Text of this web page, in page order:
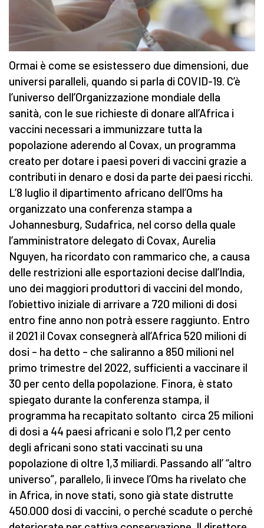
Ormai è come se esistessero due dimensioni, due
universi paralleli, quando si parla di COVID-19. C’è
l’universo dell’Organizzazione mondiale della
sanità, con le sue richieste di donare all’Africa i
vaccini necessari a immunizzare tutta la
popolazione aderendo al Covax, un programma
creato per dotare i paesi poveri di vaccini grazie a
contributi in denaro e dosi da parte dei paesi ricchi.
L’8 luglio il dipartimento africano dell’Oms ha
organizzato una conferenza stampa a
Johannesburg, Sudafrica, nel corso della quale
l’amministratore delegato di Covax, Aurelia
Nguyen, ha ricordato con rammarico che, a causa
delle restrizioni alle esportazioni decise dall’India,
uno dei maggiori produttori di vaccini del mondo,
l’obiettivo iniziale di arrivare a 720 milioni di dosi
entro fine anno non potrà essere raggiunto. Entro
il 2021 il Covax consegnerà all’Africa 520 milioni di
dosi – ha detto – che saliranno a 850 milioni nel
primo trimestre del 2022, sufficienti a vaccinare il
30 per cento della popolazione. Finora, è stato
spiegato durante la conferenza stampa, il
programma ha recapitato soltanto circa 25 milioni
di dosi a 44 paesi africani e solo l’1,2 per cento
degli africani sono stati vaccinati su una
popolazione di oltre 1,3 miliardi. Passando all’ “altro
universo”, parallelo, lì invece l’Oms ha rivelato che
in Africa, in nove stati, sono già state distrutte
450.000 dosi di vaccini, o perché scadute o perché